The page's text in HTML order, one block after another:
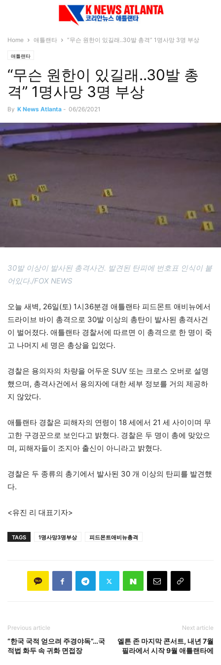
Home 애틀랜타 “무슨 원한이 있길래..30발 총격” 1명사망 3명 부상
애틀랜타
“무슨 원한이 있길래..30발 총
격” 1명사망 3명 부상
By K News Atlanta - 06/26/2021
30발 이상이 발사된 총격사건. 발견된 탄피에 번호표 인식이 붙
어있다./FOX NEWS
오늘 새벽, 26일(토) 1시36분경 애틀랜타 피드몬트 애비뉴에서
드라이브 바이 총격으로 30발 이상의 총탄이 발사된 총격사건
이 벌어졌다. 애틀랜타 경찰서에 따르면 이 총격으로 한 명이 죽
고 나머지 세 명은 총상을 입었다.
경찰은 용의자의 차량을 어두운 SUV 또는 크로스 오버로 설명
했으며, 총격사건에서 용의자에 대한 세부 정보를 거의 제공하
지 않았다.
애틀랜타 경찰은 피해자의 연령이 18 세에서 21 세 사이이며 무
고한 구경꾼으로 보인다고 밝혔다. 경찰은 두 명이 총에 맞았으
며, 피해자들이 조지아 출신이 아니라고 밝혔다.
경찰은 두 종류의 총기에서 발사된 30 개 이상의 탄피를 발견했
다.
<유진 리 대표기자>
TAGS 1명사망3명부상 피드몬트애비뉴총격
Previous article
“한국 국적 얻으려 주경야독”…국
적법 화두 속 귀화 면접장
Next article
엘튼 존 마지막 콘서트, 내년 7월
필라에서 시작 9월 애틀랜타에